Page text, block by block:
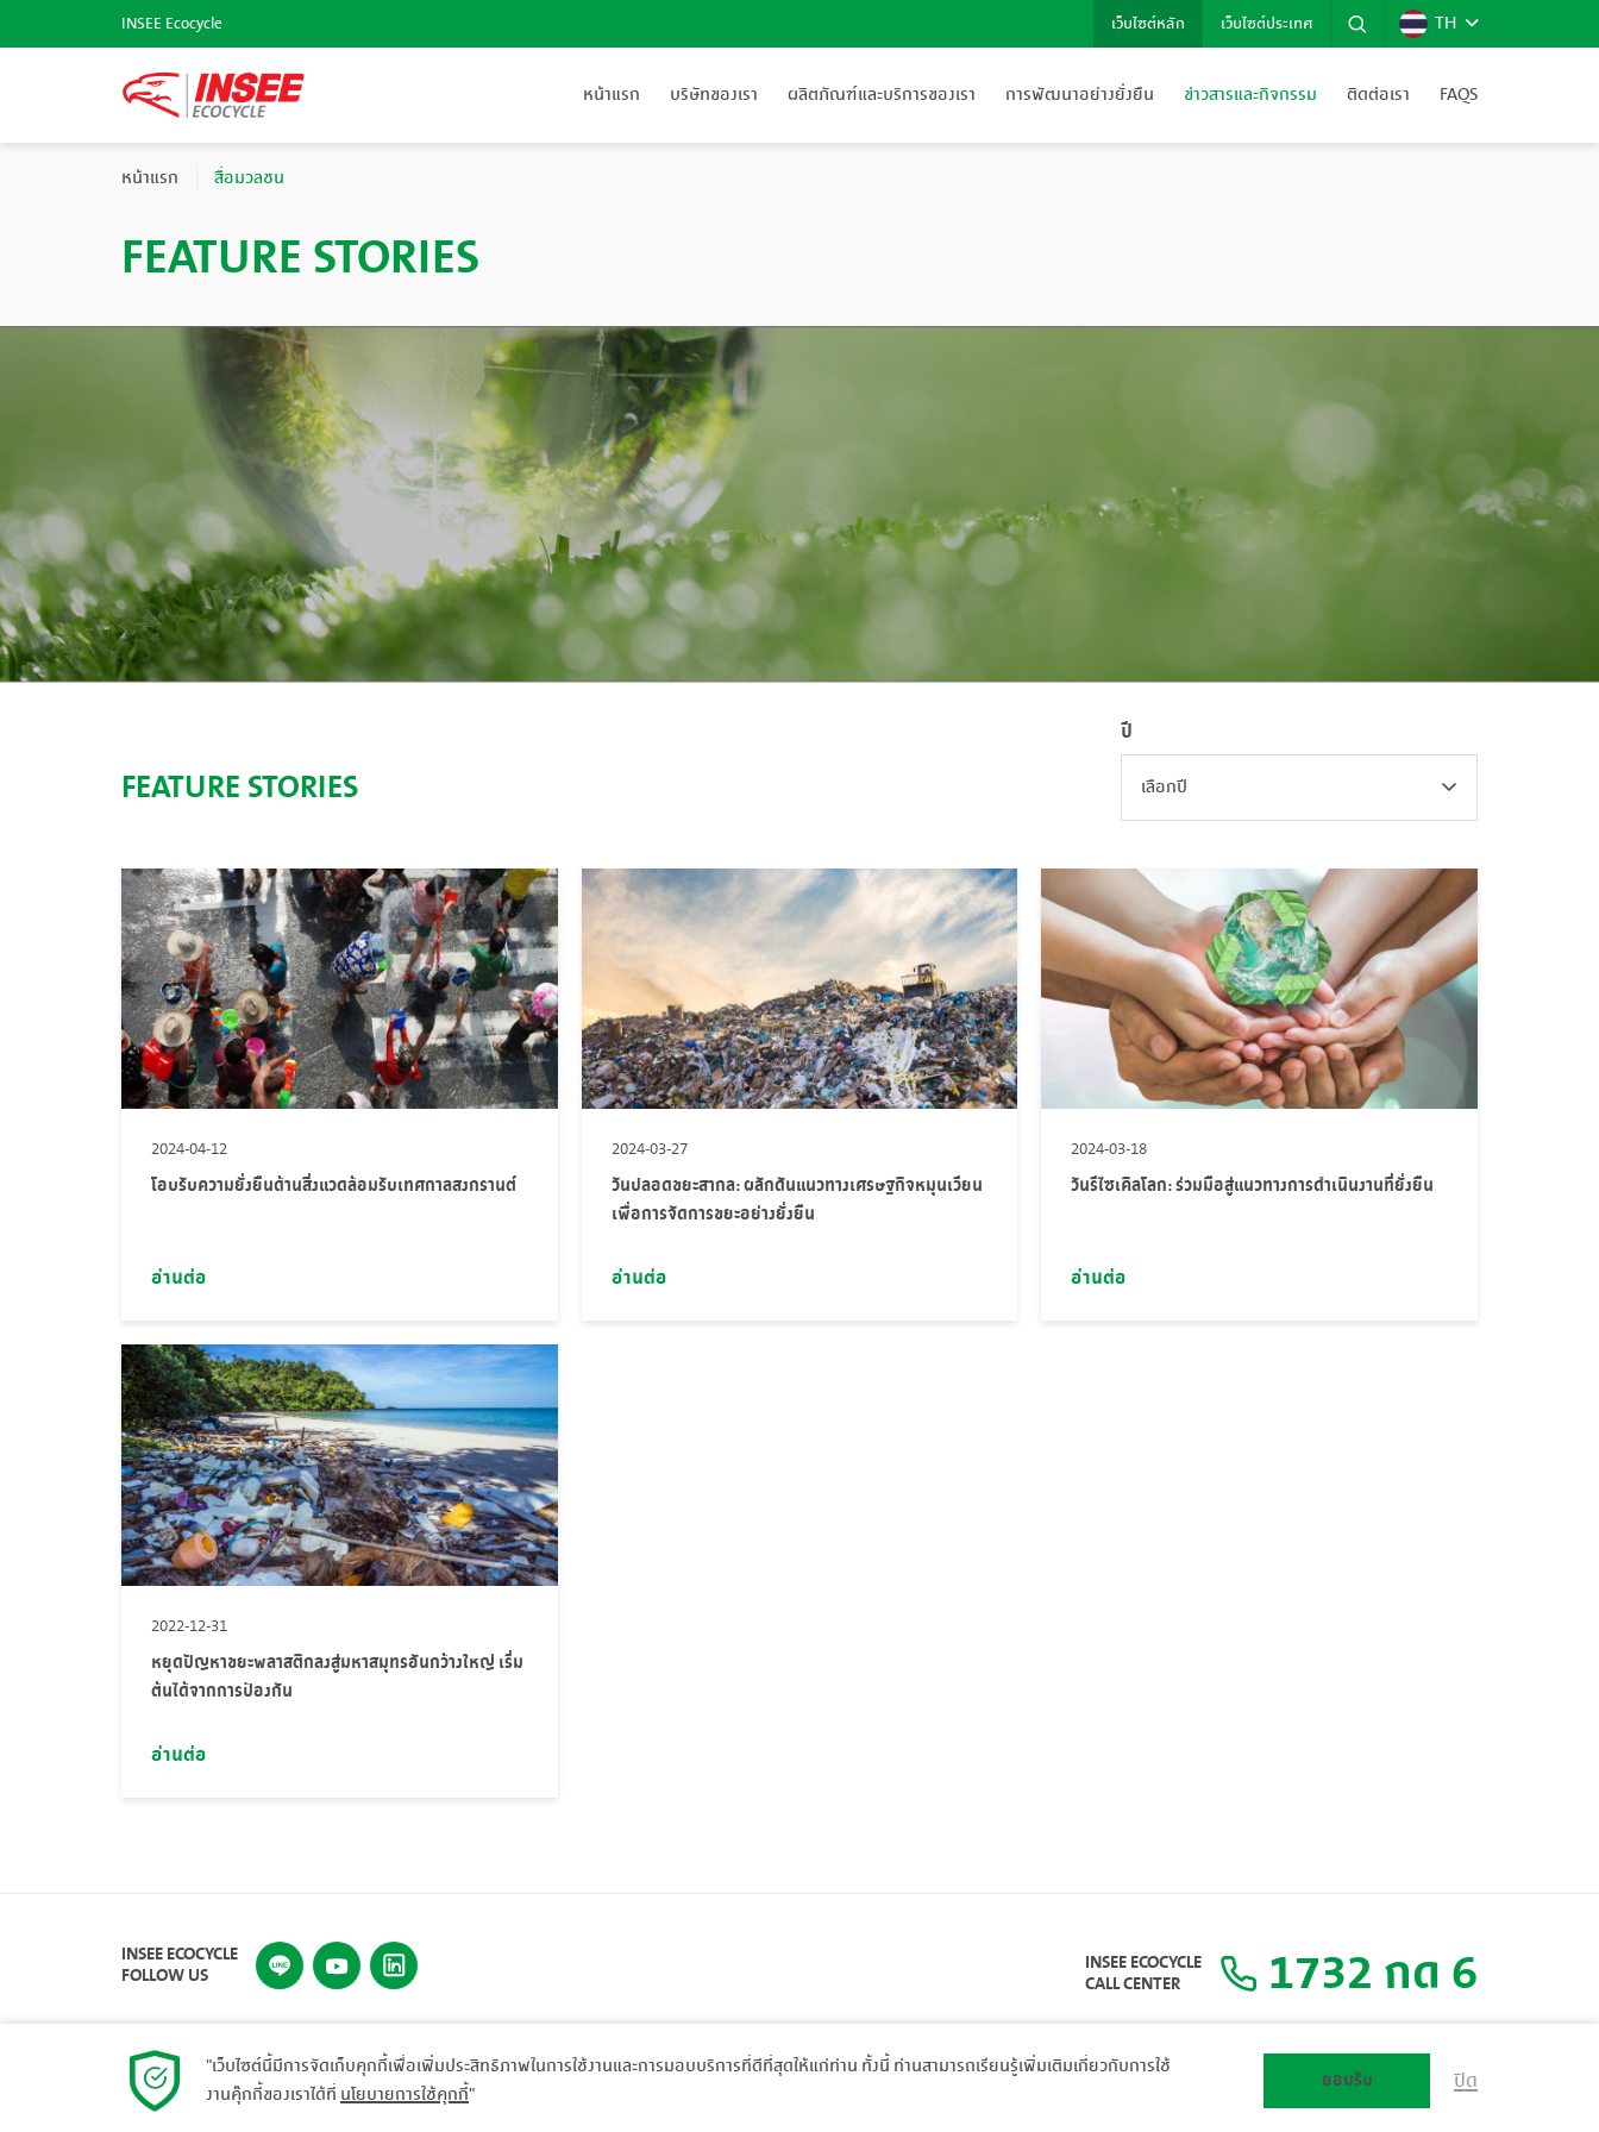
INSEE Ecocycle เว็บไซต์หลัก เว็บไซต์ประเทศ TH
หน้าแรก บริษัทของเรา ผลิตภัณฑ์และบริการของเรา การพัฒนาอย่างยั่งยืน ข่าวสารและกิจกรรม ติดต่อเรา FAQS
หน้าแรก สื่อมวลชน
FEATURE STORIES
FEATURE STORIES
ปี
เลือกปี
2024-04-12
โอบรับความยั่งยืนด้านสิ่งแวดล้อมรับเทศกาลสงกรานต์
อ่านต่อ
2024-03-27
วันปลอดขยะสากล: ผลักดันแนวทางเศรษฐกิจหมุนเวียน
เพื่อการจัดการขยะอย่างยั่งยืน
อ่านต่อ
2024-03-18
วันรีไซเคิลโลก: ร่วมมือสู่แนวทางการดำเนินงานที่ยั่งยืน
อ่านต่อ
2022-12-31
หยุดปัญหาขยะพลาสติกลงสู่มหาสมุทรอันกว้างใหญ่ เริ่ม
ต้นได้จากการป้องกัน
อ่านต่อ
INSEE ECOCYCLE
FOLLOW US INSEE ECOCYCLE
CALL CENTER 1732 กด 6
"เว็บไซต์นี้มีการจัดเก็บคุกกี้เพื่อเพิ่มประสิทธิภาพในการใช้งานและการมอบบริการที่ดีที่สุดให้แก่ท่าน ทั้งนี้ ท่านสามารถเรียนรู้เพิ่มเติมเกี่ยวกับการใช้
งานคุ๊กกี้ของเราได้ที่นโยบายการใช้คุกกี้"
ยอมรับ ปิด
© 2023 INSEE Ecocycle. All rights reserved. แผนผังเว็บไซต์